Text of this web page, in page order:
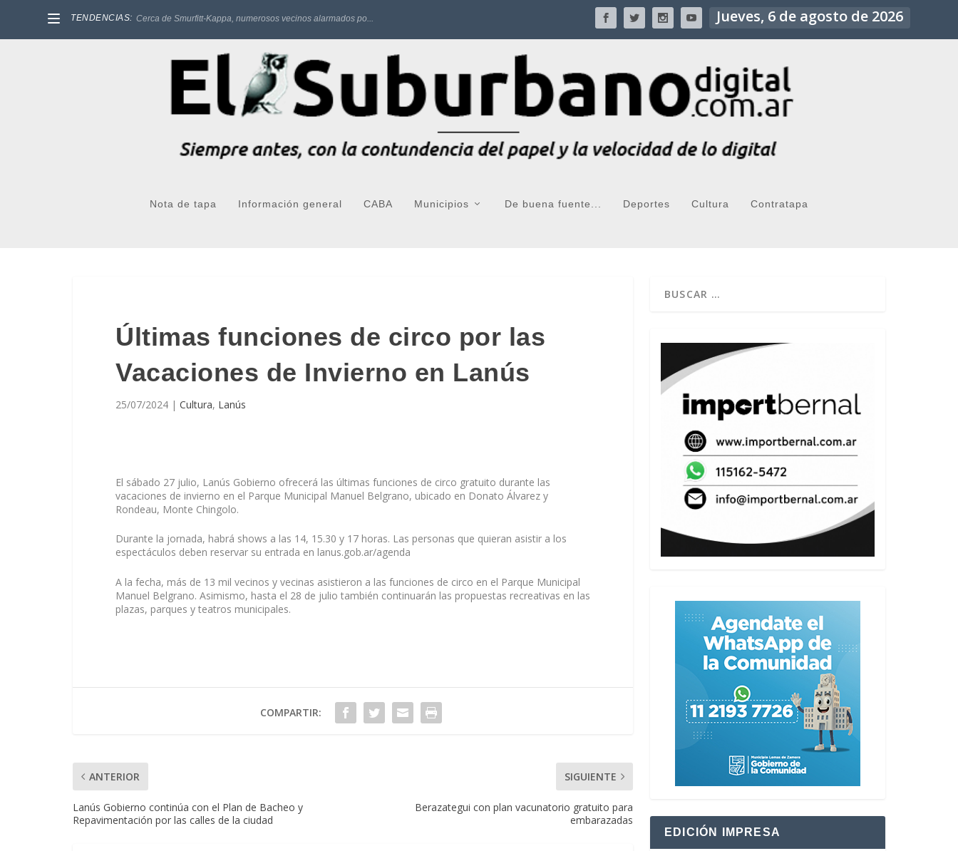
TENDENCIAS: Cerca de Smurfitt-Kappa, numerosos vecinos alarmados po... Jueves, 6 de agosto de 2026
Nota de tapa Información general CABA Municipios De buena fuente... Deportes Cultura Contratapa
Últimas funciones de circo por las
Vacaciones de Invierno en Lanús
25/07/2024 | Cultura, Lanús
El sábado 27 julio, Lanús Gobierno ofrecerá las últimas funciones de circo gratuito durante las
vacaciones de invierno en el Parque Municipal Manuel Belgrano, ubicado en Donato Álvarez y
Rondeau, Monte Chingolo.
Durante la jornada, habrá shows a las 14, 15.30 y 17 horas. Las personas que quieran asistir a los
espectáculos deben reservar su entrada en lanus.gob.ar/agenda
A la fecha, más de 13 mil vecinos y vecinas asistieron a las funciones de circo en el Parque Municipal
Manuel Belgrano. Asimismo, hasta el 28 de julio también continuarán las propuestas recreativas en las
plazas, parques y teatros municipales.
COMPARTIR:
ANTERIOR
Lanús Gobierno continúa con el Plan de Bacheo y
Repavimentación por las calles de la ciudad
SIGUIENTE
Berazategui con plan vacunatorio gratuito para
embarazadas
EDICIÓN IMPRESA